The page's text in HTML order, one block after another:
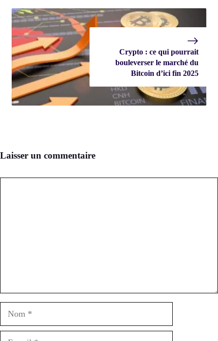
Crypto : ce qui pourrait
bouleverser le marché du
Bitcoin d’ici fin 2025
Laisser un commentaire